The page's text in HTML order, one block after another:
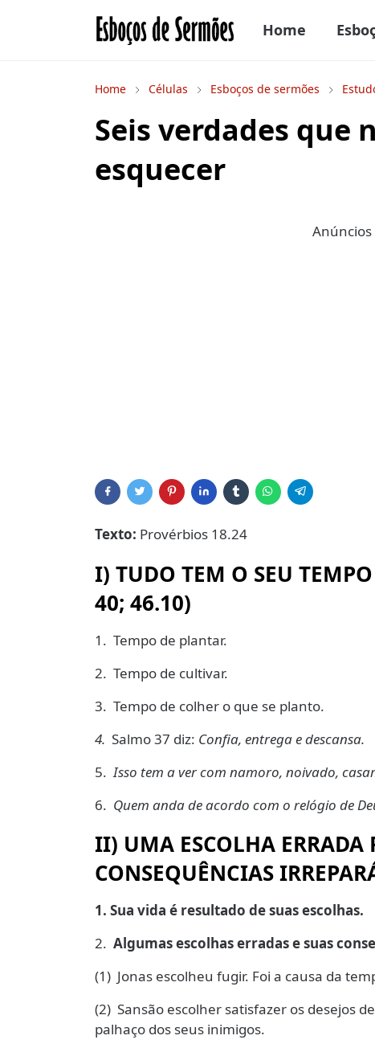
Home
Home Células Esboços de sermões
Seis verdades que
esquecer
Texto: Provérbios 18.24
I) TUDO TEM O SEU
40; 46.10)
1. Tempo de plantar.
2. Tempo de cultivar.
3. Tempo de colher o que se planto.
4. Salmo 37 diz: Confia, entrega e descansa.
5. Isso tem a ver com namoro, noivado,
6. Quem anda de acordo com o relógio de
II) UMA ESCOLHA ERRADA
CONSEQUÊNCIAS
1. Sua vida é resultado de suas escolhas.
2. Algumas escolhas erradas e suas
(1) Jonas escolheu fugir. Foi a causa da
(2) Sansão escolher satisfazer os desejos
palhaço dos seus inimigos.